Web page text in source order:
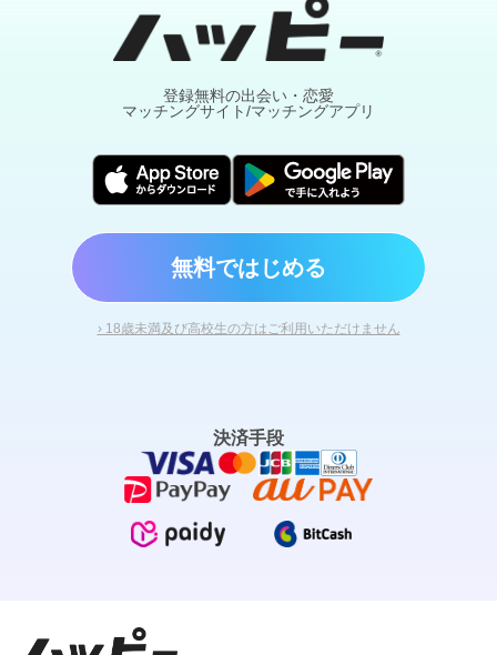
登録無料の出会い・恋愛
マッチングサイト/マッチングアプリ
無料ではじめる
› 18歳未満及び高校生の方はご利用いただけません
決済手段